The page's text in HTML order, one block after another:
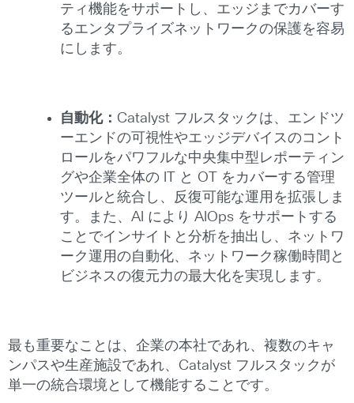
ティ機能をサポートし、エッジまでカバーす
るエンタプライズネットワークの保護を容易
にします。
自動化： Catalyst フルスタックは、エンドツ
ーエンドの可視性やエッジデバイスのコント
ロールをパワフルな中央集中型レポーティン
グや企業全体の IT と OT をカバーする管理
ツールと統合し、反復可能な運用を拡張しま
す。また、AI により AIOps をサポートする
ことでインサイトと分析を抽出し、ネットワ
ーク運用の自動化、ネットワーク稼働時間と
ビジネスの復元力の最大化を実現します。
最も重要なことは、企業の本社であれ、複数のキャ
ンパスや生産施設であれ、Catalyst フルスタックが
単一の統合環境として機能することです。